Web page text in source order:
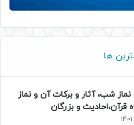
ها
شب، آثار و برکات آن و نماز
قرآن،احادیث و بزرگان